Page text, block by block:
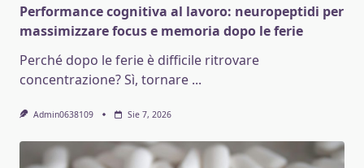
Performance cognitiva al lavoro: neuropeptidi per
massimizzare focus e memoria dopo le ferie
Perché dopo le ferie è difficile ritrovare
concentrazione? Sì, tornare ...
Admin0638109 Sie 7, 2026